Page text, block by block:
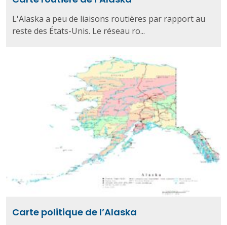
L'Alaska a peu de liaisons routières par rapport au
reste des États-Unis. Le réseau ro...
Carte politique de l’Alaska